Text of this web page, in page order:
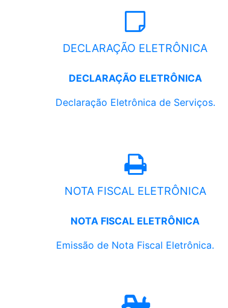
DECLARAÇÃO ELETRÔNICA
DECLARAÇÃO ELETRÔNICA
Declaração Eletrônica de Serviços.
NOTA FISCAL ELETRÔNICA
NOTA FISCAL ELETRÔNICA
Emissão de Nota Fiscal Eletrônica.